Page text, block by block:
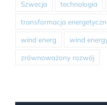
Szwecja technologia
transformacja
wind energ wind
zrównoważony rozwój